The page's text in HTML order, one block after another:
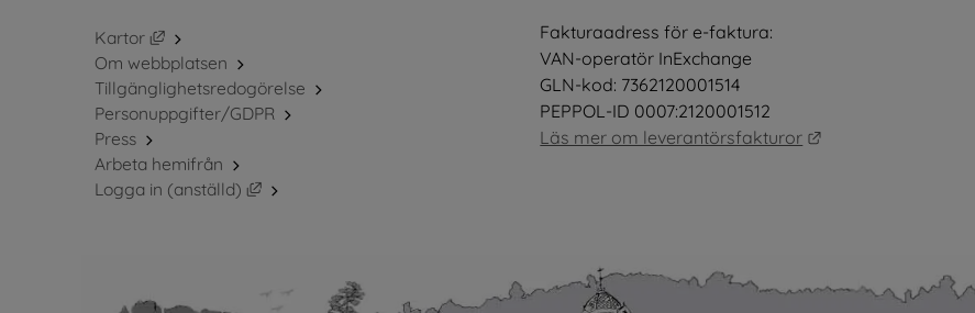
Kartor
Länk till annan webbplats, öppnas i nytt fönster.
Om webbplatsen
Tillgänglighetsredogörelse
Personuppgifter/GDPR
Press
Arbeta hemifrån
Logga in (anställd)
Länk till annan webbplats, öppnas i nytt fönster.
Fakturaadress för e-faktura:
VAN-operatör InExchange
GLN-kod: 7362120001514
PEPPOL-ID 0007:2120001512
Läs mer om leverantörsfakturor